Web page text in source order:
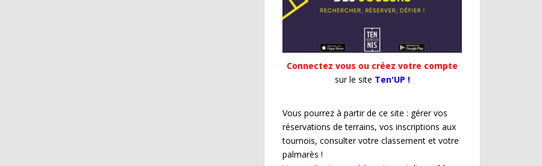
Connectez vous ou créez votre compte
sur le site Ten'UP !
Vous pourrez à partir de ce site : gérer vos
réservations de terrains, vos inscriptions aux
tournois, consulter votre classement et votre
palmarès !